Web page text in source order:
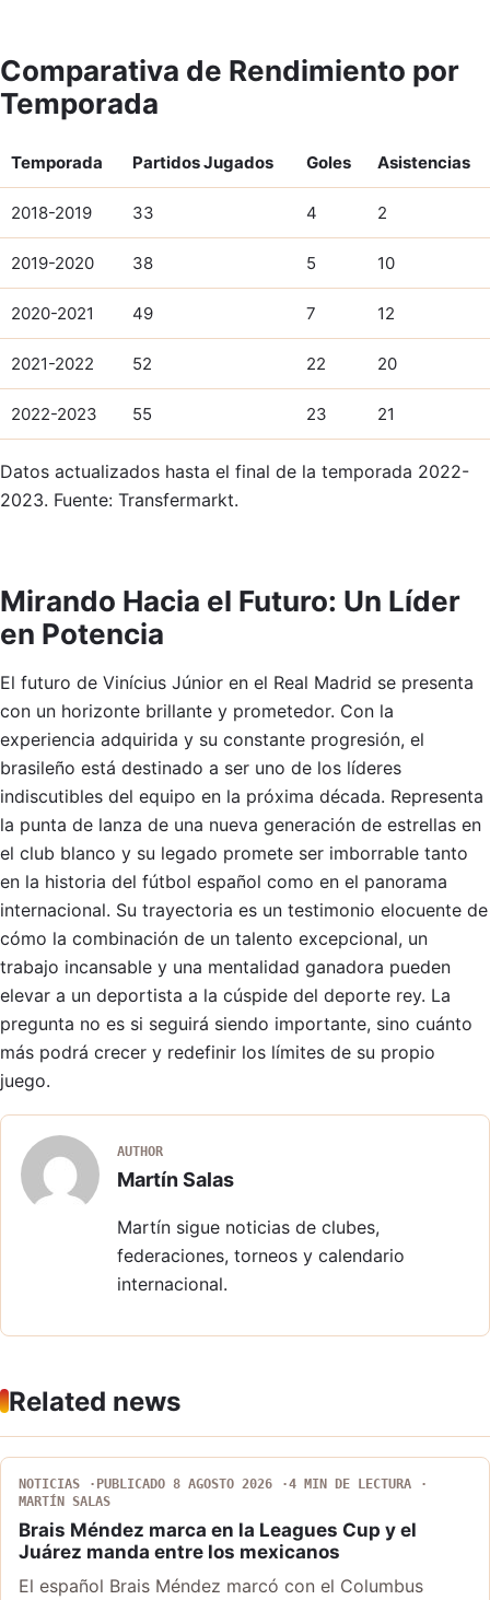
Comparativa de Rendimiento por
Temporada
Temporada Partidos Jugados Goles Asistencias
2018-2019 33 4 2
2019-2020 38 5 10
2020-2021 49 7 12
2021-2022 52 22 20
2022-2023 55 23 21
Datos actualizados hasta el final de la temporada 2022-
2023. Fuente: Transfermarkt.
Mirando Hacia el Futuro: Un Líder
en Potencia
El futuro de Vinícius Júnior en el Real Madrid se presenta
con un horizonte brillante y prometedor. Con la
experiencia adquirida y su constante progresión, el
brasileño está destinado a ser uno de los líderes
indiscutibles del equipo en la próxima década. Representa
la punta de lanza de una nueva generación de estrellas en
el club blanco y su legado promete ser imborrable tanto
en la historia del fútbol español como en el panorama
internacional. Su trayectoria es un testimonio elocuente de
cómo la combinación de un talento excepcional, un
trabajo incansable y una mentalidad ganadora pueden
elevar a un deportista a la cúspide del deporte rey. La
pregunta no es si seguirá siendo importante, sino cuánto
más podrá crecer y redefinir los límites de su propio
juego.
AUTHOR
Martín Salas
Martín sigue noticias de clubes,
federaciones, torneos y calendario
internacional.
Related news
NOTICIAS PUBLICADO 8 AGOSTO 2026
4 MIN DE LECTURA
MARTÍN SALAS
Brais Méndez marca en la Leagues Cup y el
Juárez manda entre los mexicanos
El español Brais Méndez marcó con el Columbus